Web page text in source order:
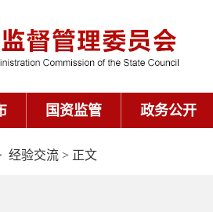
经验交流 > 正文